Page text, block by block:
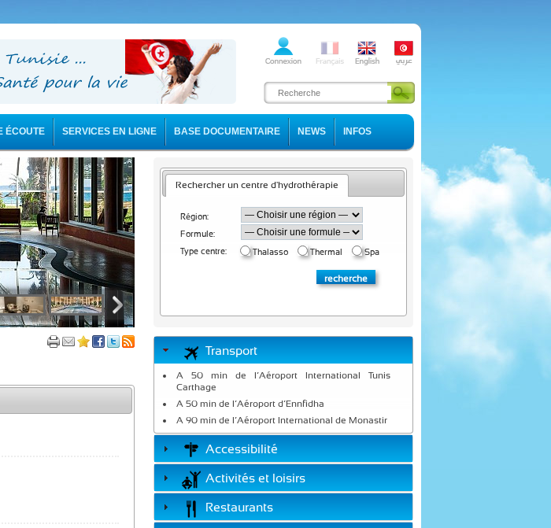
ÉCOUTE SERVICES EN LIGNE BASE DOCUMENTAIRE NEWS INFOS
Rechercher un centre d'hydrothérapie
Région:
Formule:
Type centre:
Thalasso Thermal Spa
Transport
A 50 min de l’Aéroport International Tunis
Carthage
A 50 min de l’Aéroport d’Ennfidha
A 90 min de l’Aéroport International de Monastir
Accessibilité
Activités et loisirs
Restaurants